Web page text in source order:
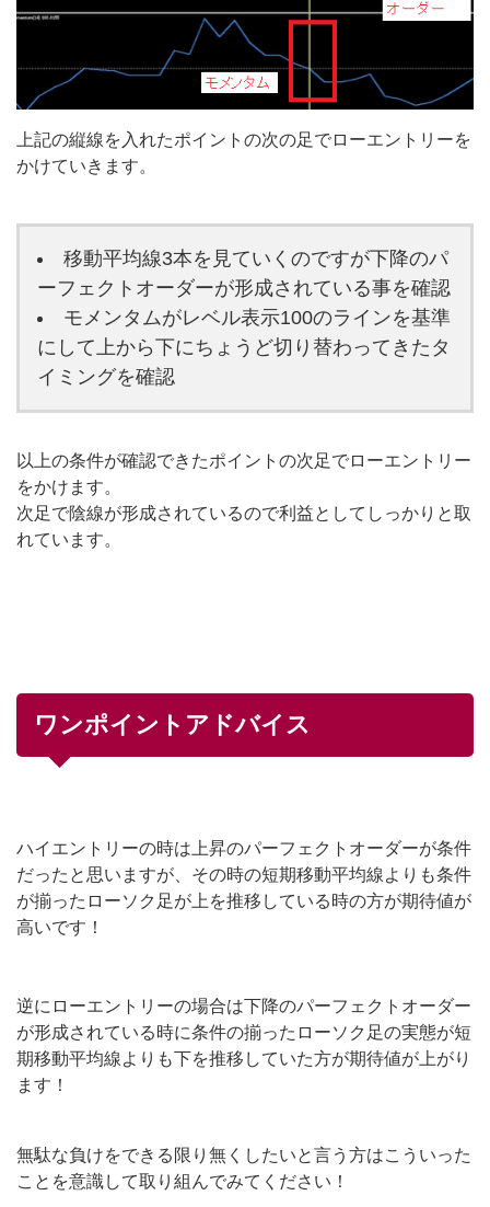
上記の縦線を入れたポイントの次の足でローエントリーを
かけていきます。
移動平均線3本を見ていくのですが下降のパ
ーフェクトオーダーが形成されている事を確認
モメンタムがレベル表示100のラインを基準
にして上から下にちょうど切り替わってきたタ
イミングを確認
以上の条件が確認できたポイントの次足でローエントリー
をかけます。
次足で陰線が形成されているので利益としてしっかりと取
れています。
ワンポイントアドバイス
ハイエントリーの時は上昇のパーフェクトオーダーが条件
だったと思いますが、その時の短期移動平均線よりも条件
が揃ったローソク足が上を推移している時の方が期待値が
高いです！
逆にローエントリーの場合は下降のパーフェクトオーダー
が形成されている時に条件の揃ったローソク足の実態が短
期移動平均線よりも下を推移していた方が期待値が上がり
ます！
無駄な負けをできる限り無くしたいと言う方はこういった
ことを意識して取り組んでみてください！